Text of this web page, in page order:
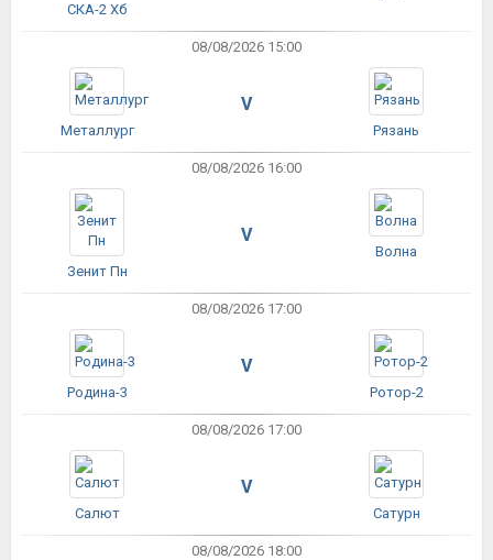
СКА-2 Хб
08/08/2026 15:00
Металлург
V
Рязань
08/08/2026 16:00
Зенит Пн
V
Волна
08/08/2026 17:00
Родина-3
V
Ротор-2
08/08/2026 17:00
Салют
V
Сатурн
08/08/2026 18:00